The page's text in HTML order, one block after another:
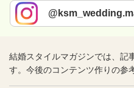
結婚スタイルマガジンでは、記
す。今後のコンテンツ作りの参